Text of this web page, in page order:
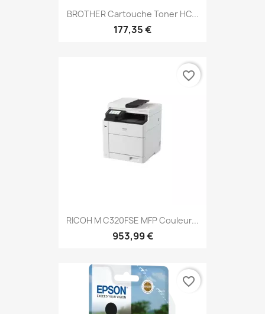
BROTHER Cartouche Toner HC...
177,35 €
RICOH M C320FSE MFP Couleur...
953,99 €
favorite_border
favorite_border